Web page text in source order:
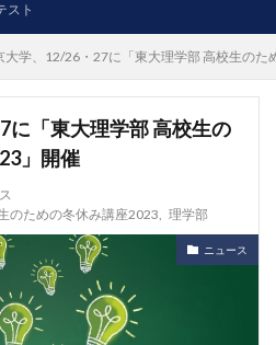
スト
大学、12/26・27に「東大理学部 高校生のた
に「東大理学部 高校生の
」開催
のための冬休み講座2023 理学部
ニュース